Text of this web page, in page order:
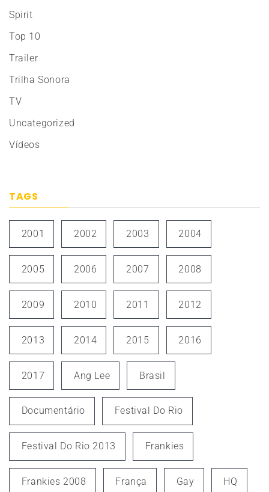
Spirit
Top 10
Trailer
Trilha Sonora
TV
Uncategorized
Vídeos
TAGS
2001 2002 2003 2004
2005 2006 2007 2008
2009 2010 2011 2012
2013 2014 2015 2016
2017 Ang Lee Brasil
Documentário Festival Do Rio
Festival Do Rio 2013 Frankies
Frankies 2008 França Gay HQ